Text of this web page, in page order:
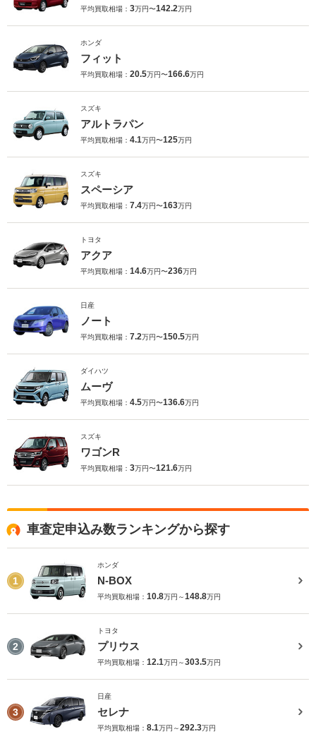
平均買取相場： 3万円〜142.2万円
ホンダ
フィット
平均買取相場： 20.5万円〜166.6万円
スズキ
アルトラパン
平均買取相場： 4.1万円〜125万円
スズキ
スペーシア
平均買取相場： 7.4万円〜163万円
トヨタ
アクア
平均買取相場： 14.6万円〜236万円
日産
ノート
平均買取相場： 7.2万円〜150.5万円
ダイハツ
ムーヴ
平均買取相場： 4.5万円〜136.6万円
スズキ
ワゴンR
平均買取相場： 3万円〜121.6万円
車査定申込み数ランキングから探す
1
ホンダ
N-BOX
平均買取相場： 10.8万円～148.8万円
2
トヨタ
プリウス
平均買取相場： 12.1万円～303.5万円
3
日産
セレナ
平均買取相場： 8.1万円～292.3万円